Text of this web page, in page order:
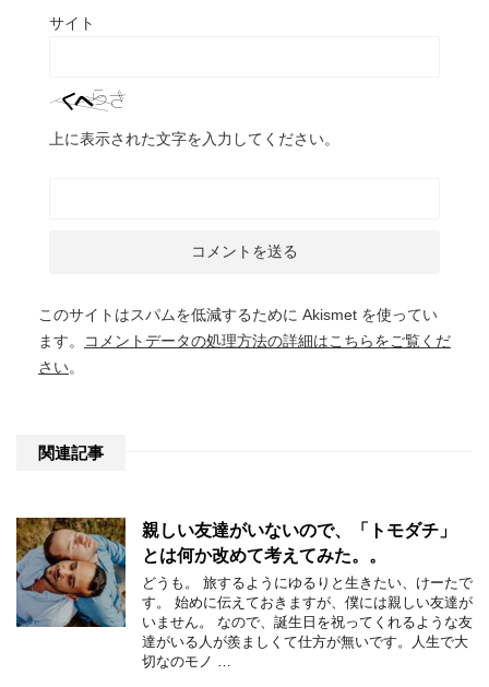
サイト
上に表示された文字を入力してください。
このサイトはスパムを低減するために Akismet を使ってい
ます。
コメントデータの処理方法の詳細はこちらをご覧くだ
さい。
関連記事
親しい友達がいないので、「トモダチ」
とは何か改めて考えてみた。。
どうも。 旅するようにゆるりと生きたい、けーたで
す。 始めに伝えておきますが、僕には親しい友達が
いません。 なので、誕生日を祝ってくれるような友
達がいる人が羨ましくて仕方が無いです。人生で大
切なのモノ …